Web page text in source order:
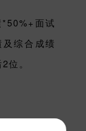
面试
综合成绩
位。